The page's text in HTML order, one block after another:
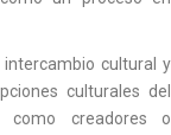
cultural y
culturales del
como creadores o